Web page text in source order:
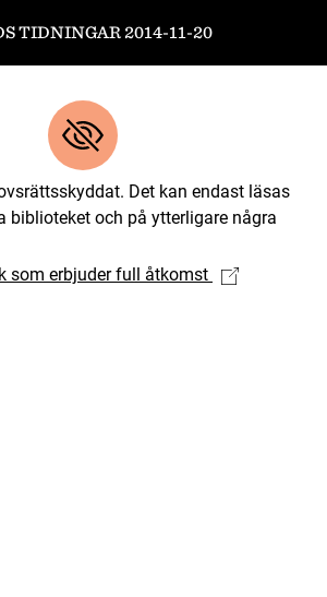
TIDNINGAR 2014-11-20
Det kan endast läsas
biblioteket och på ytterligare några
som erbjuder full åtkomst